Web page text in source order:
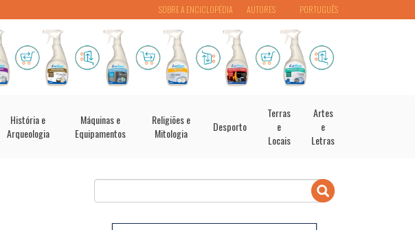
PORTUGUÊS
SOBRE A ENCICLOPÉDIA AUTORES
História e
Arqueologia
Máquinas e
Equipamentos
Religiões e
Mitologia
Desporto
Terras
e
Locais
Artes
e
Letras